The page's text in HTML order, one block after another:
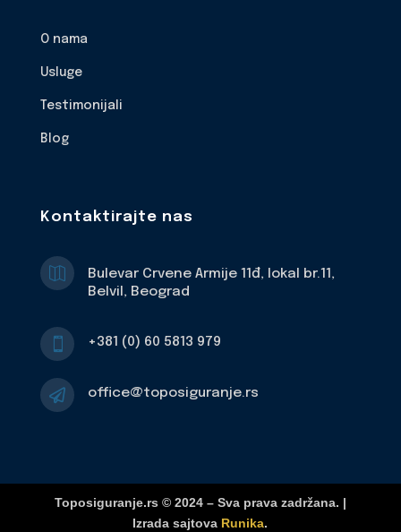
O nama
Usluge
Testimonijali
Blog
Kontaktirajte nas
Bulevar Crvene Armije 11đ, lokal br.11,
Belvil, Beograd
+381 (0) 60 5813 979
 office@toposiguranje.rs
Toposiguranje.rs © 2024 – Sva prava zadržana. |
Izrada sajtova Runika.